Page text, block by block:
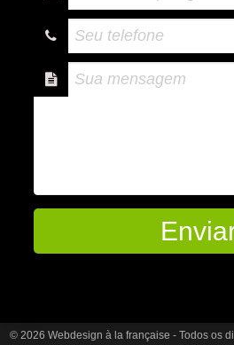
© 2026 Webdesign à la française - Todos os